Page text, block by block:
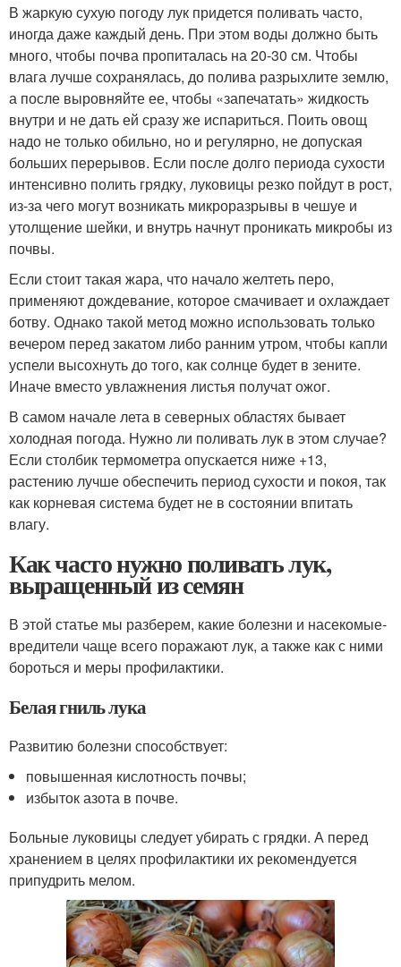
В жаркую сухую погоду лук придется поливать часто,
иногда даже каждый день. При этом воды должно быть
много, чтобы почва пропиталась на 20-30 см. Чтобы
влага лучше сохранялась, до полива разрыхлите землю,
а после выровняйте ее, чтобы «запечатать» жидкость
внутри и не дать ей сразу же испариться. Поить овощ
надо не только обильно, но и регулярно, не допуская
больших перерывов. Если после долго периода сухости
интенсивно полить грядку, луковицы резко пойдут в рост,
из-за чего могут возникать микроразрывы в чешуе и
утолщение шейки, и внутрь начнут проникать микробы из
почвы.
Если стоит такая жара, что начало желтеть перо,
применяют дождевание, которое смачивает и охлаждает
ботву. Однако такой метод можно использовать только
вечером перед закатом либо ранним утром, чтобы капли
успели высохнуть до того, как солнце будет в зените.
Иначе вместо увлажнения листья получат ожог.
В самом начале лета в северных областях бывает
холодная погода. Нужно ли поливать лук в этом случае?
Если столбик термометра опускается ниже +13,
растению лучше обеспечить период сухости и покоя, так
как корневая система будет не в состоянии впитать
влагу.
Как часто нужно поливать лук,
выращенный из семян
В этой статье мы разберем, какие болезни и насекомые-
вредители чаще всего поражают лук, а также как с ними
бороться и меры профилактики.
Белая гниль лука
Развитию болезни способствует:
повышенная кислотность почвы;
избыток азота в почве.
Больные луковицы следует убирать с грядки. А перед
хранением в целях профилактики их рекомендуется
припудрить мелом.